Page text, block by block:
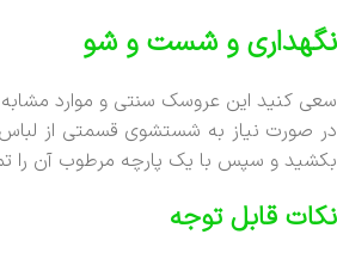
نگهداری و شست و شو
سعی کنید این عروسک سنتی و موارد مشابه
در صورت نیاز به شستشوی قسمتی از
بکشید و سپس با یک پارچه مرطوب آن را
نکات قابل توجه